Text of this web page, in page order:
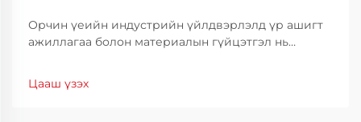
Орчин үеийн индустрийн үйлдвэрлэлд үр ашигт
ажиллагаа болон материалын гүйцэтгэл нь
бэхжүүлэхэд туслах гол хэрэгсэл нь тусгай
Цааш үзэх